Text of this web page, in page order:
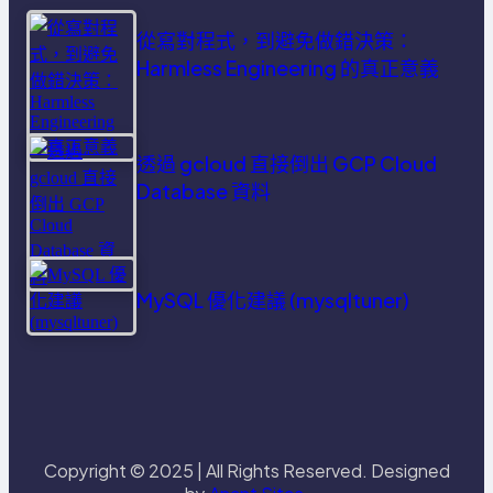
從寫對程式，到避免做錯決策：
Harmless Engineering 的真正意義
透過 gcloud 直接倒出 GCP Cloud
Database 資料
MySQL 優化建議 (mysqltuner)
Copyright © 2025 | All Rights Reserved. Designed